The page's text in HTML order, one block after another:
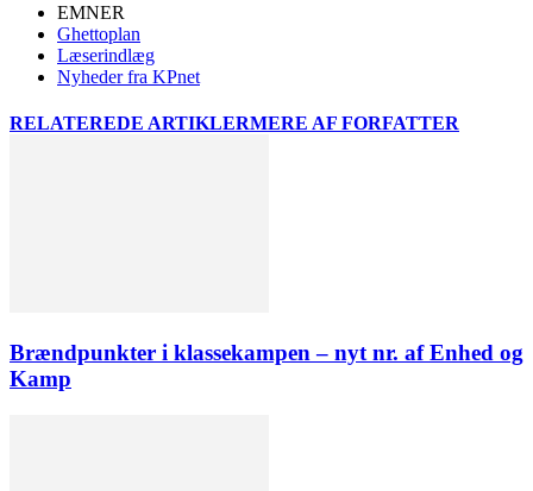
EMNER
Ghettoplan
Læserindlæg
Nyheder fra KPnet
RELATEREDE ARTIKLERMERE AF FORFATTER
Brændpunkter i klassekampen – nyt nr. af Enhed og
Kamp